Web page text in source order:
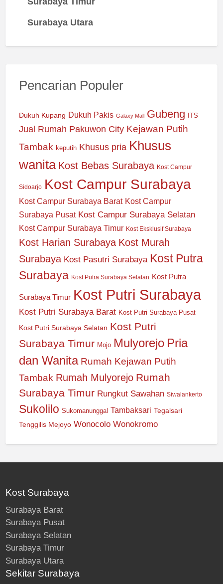
Surabaya Utara
Pencarian Populer
Dukuh Kupang Dukuh Pakis Galaxy Mall Gubeng ITS
Jual Rumah Pakuwon City Kejawan Putih
Tambak keputih Khusus pria Khusus
wanita Kost Bebas Surabaya Kost Campur
Sidoarjo Kost Campur Surabaya
Kost Campur Surabaya Barat Kost Campur
Surabaya Pusat Kost Campur Surabaya Selatan
Kost Campur Surabaya Timur Kost Eksklusif Surabaya
Kost Harian Surabaya Kost Murah
Surabaya Kost Pasutri Surabaya Kost Putra
Surabaya Kost Putra Surabaya Selatan Kost Putra
Surabaya Timur Kost Putri Surabaya
Kost Putri Surabaya Barat Kost Putri Surabaya Pusat
Kost Putri Surabaya Selatan Kost Putri
Surabaya Timur Mojo Mulyorejo Pria
dan Wanita Rumah Kejawan Putih
Tambak Rumah Mulyorejo Rumah
Surabaya Timur Rungkut Sawahan Siwalankerto
Sukolilo Sukomanunggal Tambaksari Tegalsari
Tenggilis Mejoyo Wonocolo Wonokromo
Kost Surabaya
Surabaya Barat
Surabaya Pusat
Surabaya Selatan
Surabaya Timur
Surabaya Utara
Sekitar Surabaya